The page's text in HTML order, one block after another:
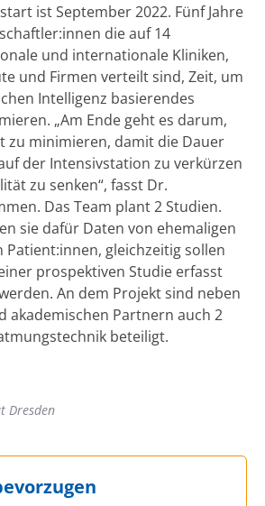
ist September 2022. Fünf Jahre
die auf 14
und internationale Kliniken,
und Firmen verteilt sind, Zeit, um
Intelligenz basierendes
„Am Ende geht es darum,
zu minimieren, damit die Dauer
der Intensivstation zu verkürzen
zu senken“, fasst Dr.
Das Team plant 2 Studien.
sie dafür Daten von ehemaligen
Patient:innen, gleichzeitig sollen
prospektiven Studie erfasst
An dem Projekt sind neben
akademischen Partnern auch 2
beteiligt.
Dresden